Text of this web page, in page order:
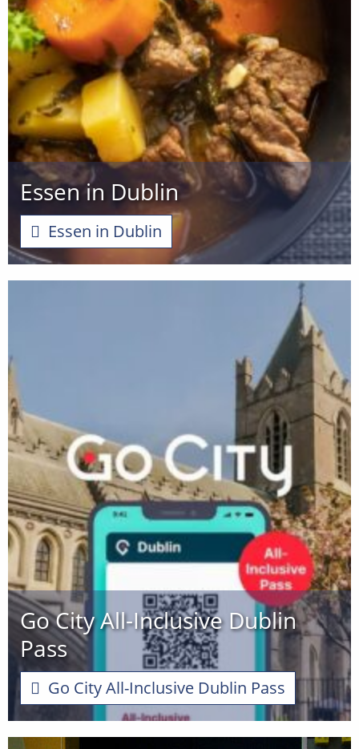
Essen in Dublin
Essen in Dublin
Go City All-Inclusive Dublin
Pass
Go City All-Inclusive Dublin Pass